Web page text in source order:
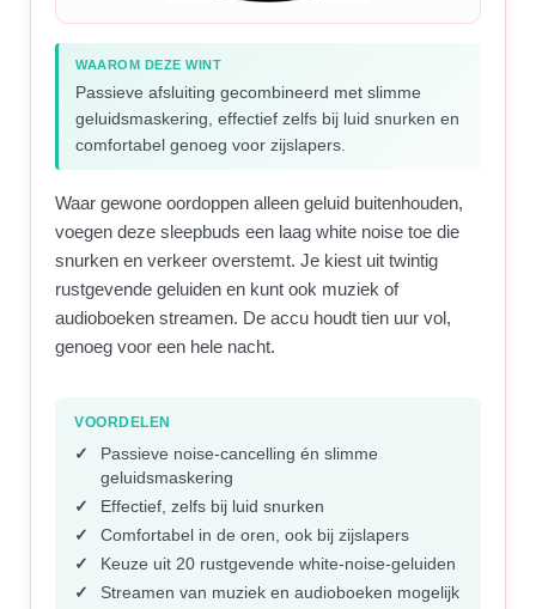
WAAROM DEZE WINT
Passieve afsluiting gecombineerd met slimme
geluidsmaskering, effectief zelfs bij luid snurken en
comfortabel genoeg voor zijslapers.
Waar gewone oordoppen alleen geluid buitenhouden,
voegen deze sleepbuds een laag white noise toe die
snurken en verkeer overstemt. Je kiest uit twintig
rustgevende geluiden en kunt ook muziek of
audioboeken streamen. De accu houdt tien uur vol,
genoeg voor een hele nacht.
VOORDELEN
Passieve noise-cancelling én slimme
geluidsmaskering
Effectief, zelfs bij luid snurken
Comfortabel in de oren, ook bij zijslapers
Keuze uit 20 rustgevende white-noise-geluiden
Streamen van muziek en audioboeken mogelijk